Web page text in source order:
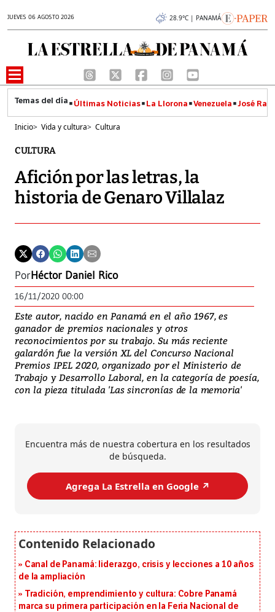
JUEVES 06 AGOSTO 2026 28.9°C | PANAMÁ
Últimas Noticias La Llorona Venezuela José
Inicio> Vida y cultura> Cultura
CULTURA
Afición por las letras, la
historia de Genaro Villalaz
PorHéctor Daniel Rico
16/11/2020 00:00
Este autor, nacido en Panamá en el año 1967, es
ganador de premios nacionales y otros
reconocimientos por su trabajo. Su más reciente
galardón fue la versión XL del Concurso Nacional
Premios IPEL 2020, organizado por el Ministerio de
Trabajo y Desarrollo Laboral, en la categoría de poesía,
con la pieza titulada 'Las sincronías de la memoria'
Encuentra más de nuestra cobertura en los resultados
de búsqueda.
Agrega La Estrella en Google ↗️
Canal de Panamá: liderazgo, crisis y lecciones a 10 años
de la ampliación
Tradición, emprendimiento y cultura: Cobre Panamá
marca su primera participación en la Feria Nacional de